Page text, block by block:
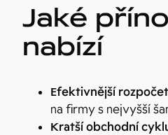
Jaké
nabízí
Efektivnější
na firmy s nejvyšší
Kratší obchodní